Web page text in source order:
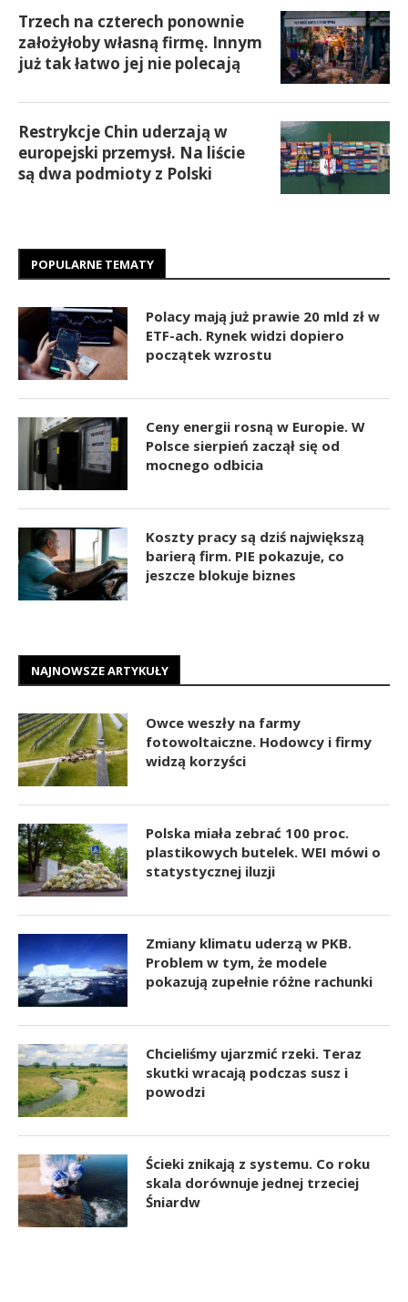
Trzech na czterech ponownie
założyłoby własną firmę. Innym
już tak łatwo jej nie polecają
Restrykcje Chin uderzają w
europejski przemysł. Na liście
są dwa podmioty z Polski
POPULARNE TEMATY
Polacy mają już prawie 20 mld zł w
ETF-ach. Rynek widzi dopiero
początek wzrostu
Ceny energii rosną w Europie. W
Polsce sierpień zaczął się od
mocnego odbicia
Koszty pracy są dziś największą
barierą firm. PIE pokazuje, co
jeszcze blokuje biznes
NAJNOWSZE ARTYKUŁY
Owce weszły na farmy
fotowoltaiczne. Hodowcy i firmy
widzą korzyści
Polska miała zebrać 100 proc.
plastikowych butelek. WEI mówi o
statystycznej iluzji
Zmiany klimatu uderzą w PKB.
Problem w tym, że modele
pokazują zupełnie różne rachunki
Chcieliśmy ujarzmić rzeki. Teraz
skutki wracają podczas susz i
powodzi
Ścieki znikają z systemu. Co roku
skala dorównuje jednej trzeciej
Śniardw